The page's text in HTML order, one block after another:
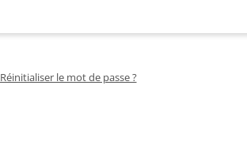
Réinitialiser le mot de passe ?